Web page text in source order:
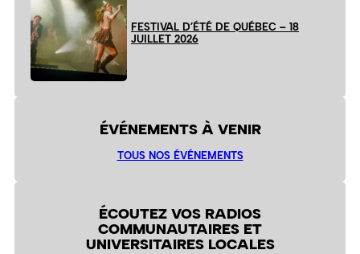
FESTIVAL D’ÉTÉ DE QUÉBEC – 18
JUILLET 2026
ÉVÉNEMENTS À VENIR
TOUS NOS ÉVÉNEMENTS
ÉCOUTEZ VOS RADIOS
COMMUNAUTAIRES ET
UNIVERSITAIRES LOCALES